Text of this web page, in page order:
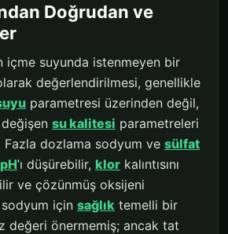
Doğrudan ve
içme suyunda istenmeyen bir
değerlendirilmesi, genellikle
parametresi üzerinden değil,
su kalitesi parametreleri
Fazla dozlama sodyum ve sülfat
pH’ı düşürebilir, klor kalıntısını
ve çözünmüş oksijeni
için sağlık temelli bir
değeri önermemiş; ancak tat